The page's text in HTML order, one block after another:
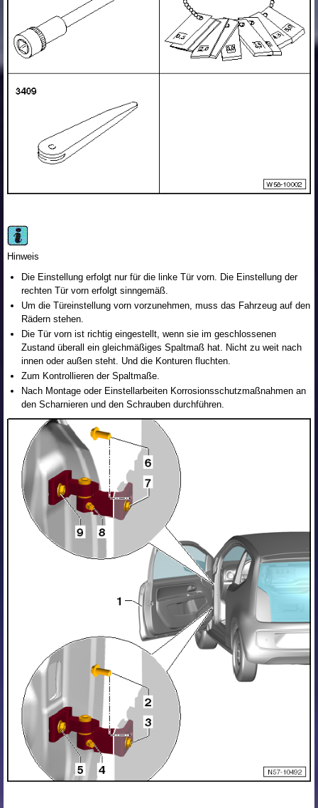
Hinweis
Die Einstellung erfolgt nur für die linke Tür vorn. Die Einstellung der
rechten Tür vorn erfolgt sinngemäß.
Um die Türeinstellung vorn vorzunehmen, muss das Fahrzeug auf den
Rädern stehen.
Die Tür vorn ist richtig eingestellt, wenn sie im geschlossenen
Zustand überall ein gleichmäßiges Spaltmaß hat. Nicht zu weit nach
innen oder außen steht. Und die Konturen fluchten.
Zum Kontrollieren der Spaltmaße.
Nach Montage oder Einstellarbeiten Korrosionsschutzmaßnahmen an
den Scharnieren und den Schrauben durchführen.